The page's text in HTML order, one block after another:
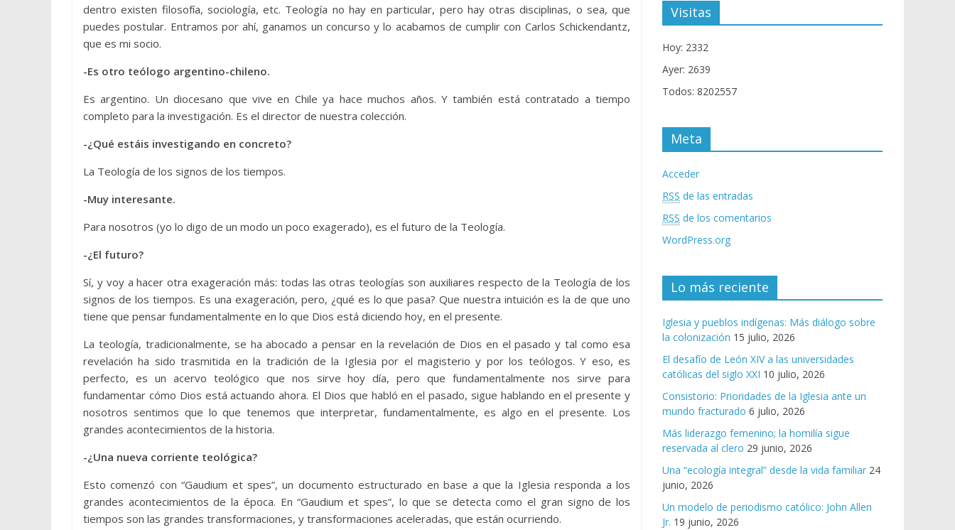
dentro existen filosofía, sociología, etc. Teología no hay en particular, pero hay otras disciplinas, o sea, que
puedes postular. Entramos por ahí, ganamos un concurso y lo acabamos de cumplir con Carlos Schickendantz,
que es mi socio.
-Es otro teólogo argentino-chileno.
Es argentino. Un diocesano que vive en Chile ya hace muchos años. Y también está contratado a tiempo
completo para la investigación. Es el director de nuestra colección.
-¿Qué estáis investigando en concreto?
La Teología de los signos de los tiempos.
-Muy interesante.
Para nosotros (yo lo digo de un modo un poco exagerado), es el futuro de la Teología.
-¿El futuro?
Sí, y voy a hacer otra exageración más: todas las otras teologías son auxiliares respecto de la Teología de los
signos de los tiempos. Es una exageración, pero, ¿qué es lo que pasa? Que nuestra intuición es la de que uno
tiene que pensar fundamentalmente en lo que Dios está diciendo hoy, en el presente.
La teología, tradicionalmente, se ha abocado a pensar en la revelación de Dios en el pasado y tal como esa
revelación ha sido trasmitida en la tradición de la Iglesia por el magisterio y por los teólogos. Y eso, es
perfecto, es un acervo teológico que nos sirve hoy día, pero que fundamentalmente nos sirve para
fundamentar cómo Dios está actuando ahora. El Dios que habló en el pasado, sigue hablando en el presente y
nosotros sentimos que lo que tenemos que interpretar, fundamentalmente, es algo en el presente. Los
grandes acontecimientos de la historia.
-¿Una nueva corriente teológica?
Esto comenzó con “Gaudium et spes”, un documento estructurado en base a que la Iglesia responda a los
grandes acontecimientos de la época. En “Gaudium et spes”, lo que se detecta como el gran signo de los
tiempos son las grandes transformaciones, y transformaciones aceleradas, que están ocurriendo.
Visitas
Hoy: 2332
Ayer: 2639
Todos: 8202557
Meta
Acceder
RSS de las entradas
RSS de los comentarios
WordPress.org
Lo más reciente
Iglesia y pueblos indígenas: Más diálogo sobre
la colonización 15 julio, 2026
El desafío de León XIV a las universidades
católicas del siglo XXI 10 julio, 2026
Consistorio: Prioridades de la Iglesia ante un
mundo fracturado 6 julio, 2026
Más liderazgo femenino; la homilía sigue
reservada al clero 29 junio, 2026
Una “ecología integral” desde la vida familiar 24
junio, 2026
Un modelo de periodismo católico: John Allen
Jr. 19 junio, 2026